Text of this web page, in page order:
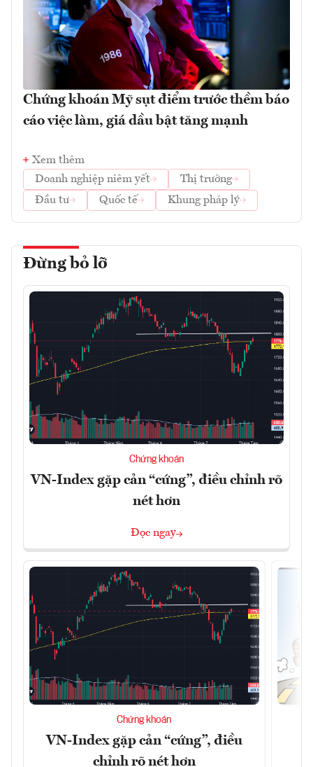
Chứng khoán Mỹ sụt điểm trước thềm báo
cáo việc làm, giá dầu bật tăng mạnh
Xem thêm
Doanh nghiệp niêm yết
Thị trường
Đầu tư
Quốc tế Khung pháp lý
Đừng bỏ lỡ
Chứng khoán
VN-Index gặp cản “cứng”, điều chỉnh rõ
nét hơn
Đọc ngay
Chứng khoán
VN-Index gặp cản “cứng”, điều
chỉnh rõ nét hơn